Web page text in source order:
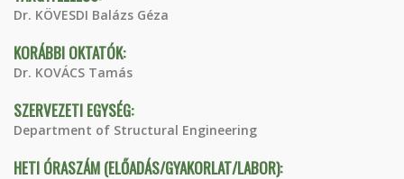
Dr. KÖVESDI Balázs Géza
KORÁBBI OKTATÓK:
Dr. KOVÁCS Tamás
SZERVEZETI EGYSÉG:
Department of Structural Engineering
HETI ÓRASZÁM (ELŐADÁS/GYAKORLAT/LABOR):